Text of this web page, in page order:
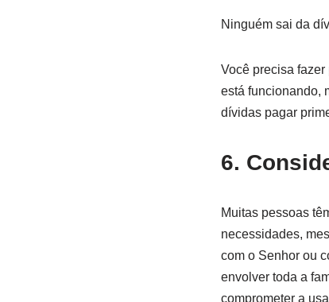
Ninguém sai da
Você precisa
está funcionando,
dívidas pagar
6.
Muitas pessoas
necessidades,
com o Senhor ou
envolver toda a
comprometer a